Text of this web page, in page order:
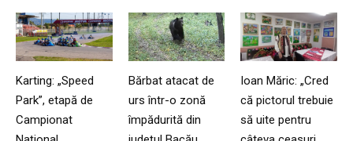
Karting: „Speed
Park”, etapă de
Campionat
Bărbat atacat de
urs într-o zonă
împădurită din
Ioan Măric: „Cred
că pictorul trebuie
să uite pentru